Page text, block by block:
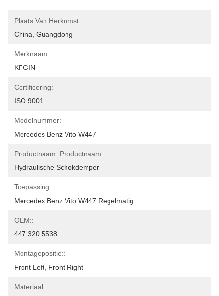
Plaats Van Herkomst:
China, Guangdong
Merknaam:
KFGIN
Certificering:
ISO 9001
Modelnummer:
Mercedes Benz Vito W447
Productnaam: Productnaam::
Hydraulische Schokdemper
Toepassing::
Mercedes Benz Vito W447 Regelmatig
OEM::
447 320 5538
Montagepositie::
Front Left, Front Right
Materiaal::